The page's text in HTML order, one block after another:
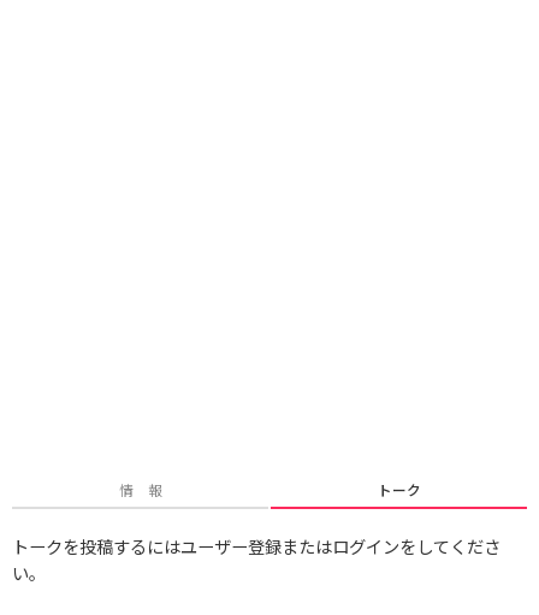
情 報 トーク
トークを投稿するにはユーザー登録またはログインをしてくださ
い。